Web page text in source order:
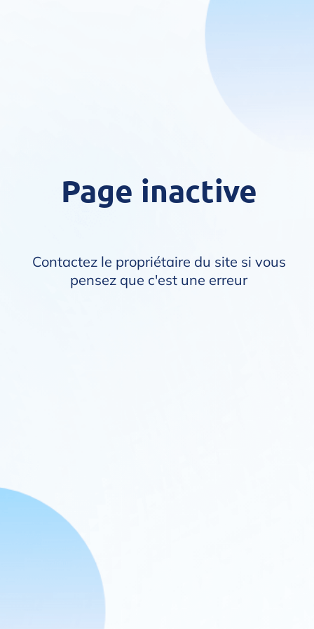
Page inactive
Contactez le propriétaire du site si vous
pensez que c'est une erreur